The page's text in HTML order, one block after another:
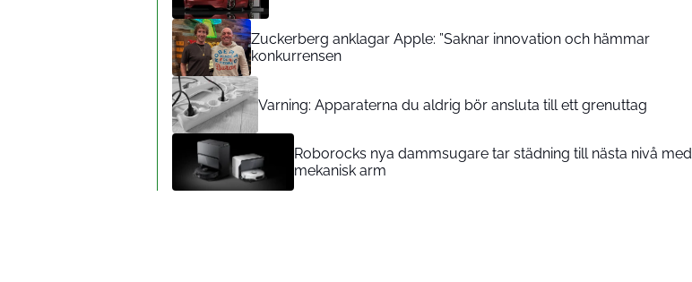
Zuckerberg anklagar Apple: ”Saknar innovation och hämmar
konkurrensen
Varning: Apparaterna du aldrig bör ansluta till ett grenuttag
Roborocks nya dammsugare tar städning till nästa nivå med
mekanisk arm